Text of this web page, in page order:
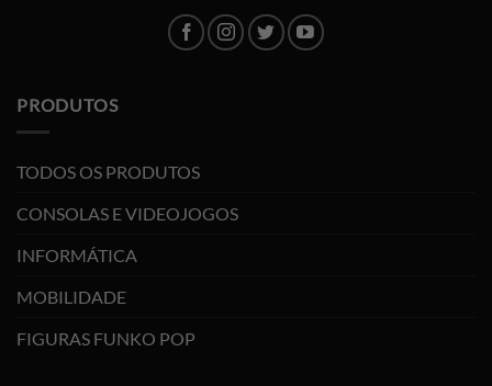
PRODUTOS
TODOS OS PRODUTOS
CONSOLAS E VIDEOJOGOS
INFORMÁTICA
MOBILIDADE
FIGURAS FUNKO POP